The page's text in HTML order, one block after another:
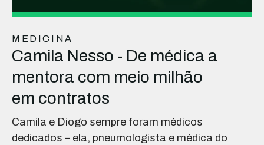
MEDICINA
Camila Nesso - De médica a
mentora com meio milhão
em contratos
Camila e Diogo sempre foram médicos
dedicados – ela, pneumologista e médica do